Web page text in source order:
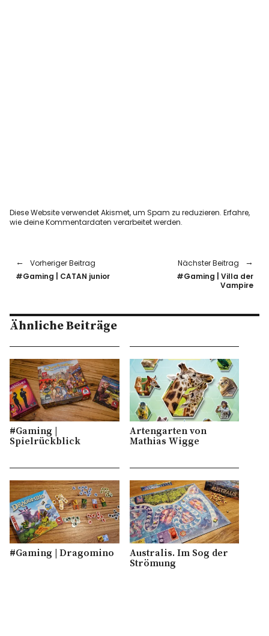
Diese Website verwendet Akismet, um Spam zu reduzieren.Erfahre,
wie deine Kommentardaten verarbeitet werden.
Vorheriger Beitrag
#Gaming | CATAN junior
Nächster Beitrag
#Gaming | Villa der
Vampire
Ähnliche Beiträge
#Gaming |
Spielrückblick
Artengarten von
Mathias Wigge
#Gaming | Dragomino
Australis. Im Sog der
Strömung